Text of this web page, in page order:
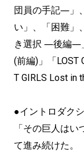
団員の手記―」
い」、「困難
き選択 ―後編―
(前編)」「LOST
T GIRLS Lost in
●イントロダク
「その巨人は
て進み続けた。